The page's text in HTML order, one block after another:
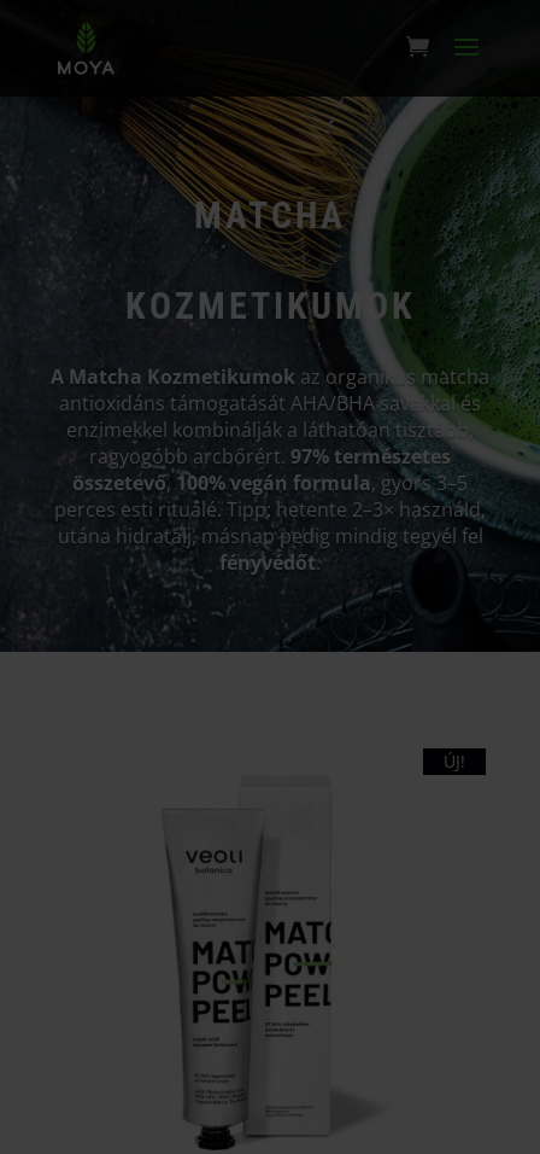
MATCHA
KOZMETIKUMOK
A Matcha Kozmetikumok az organikus matcha
antioxidáns támogatását AHA/BHA savakkal és
enzimekkel kombinálják a láthatóan tisztább,
ragyogóbb arcbőrért. 97% természetes
összetevő, 100% vegán formula, gyors 3–5
perces esti rituálé. Tipp: hetente 2–3× használd,
utána hidratálj, másnap pedig mindig tegyél fel
fényvédőt.
ÚJ!